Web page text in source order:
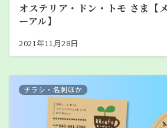
オステリア・ドン・トモ さま【
ーアル】
2021年11月28日
チラシ・名刺ほか